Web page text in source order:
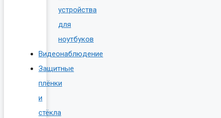
устройства
для
ноутбуков
Видеонаблюдение
Защитные
плёнки
и
стёкла